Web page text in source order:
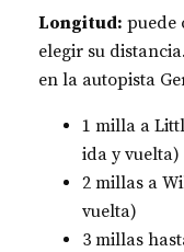
Longitud: puede
elegir su
en la autopista
1 milla a
ida y vuelta)
2 millas a
vuelta)
3 millas